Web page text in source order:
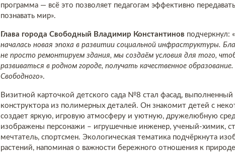
программа — всё это позволяет педагогам эффективно
познавать мир».
Глава города Свободный Владимир Константинов подчеркнул: «
началась новая эпоха в развитии социальной инфраструктуры.
не просто ремонтируем здания, мы создаём условия для того,
развиваться в родном городе, получать качественное
Свободного».
Визитной карточкой детского сада №8 стал фасад, выполненный
конструктора из полимерных деталей. Он знакомит детей с
создает яркую, игровую атмосферу и уютную, дружелюбную
изображены персонажи – игрушечные инженер, ученый-химик,
мечтатель, спортсмен. Экологическая тематика подчёркнута
растений, напоминая о важности бережного отношения к